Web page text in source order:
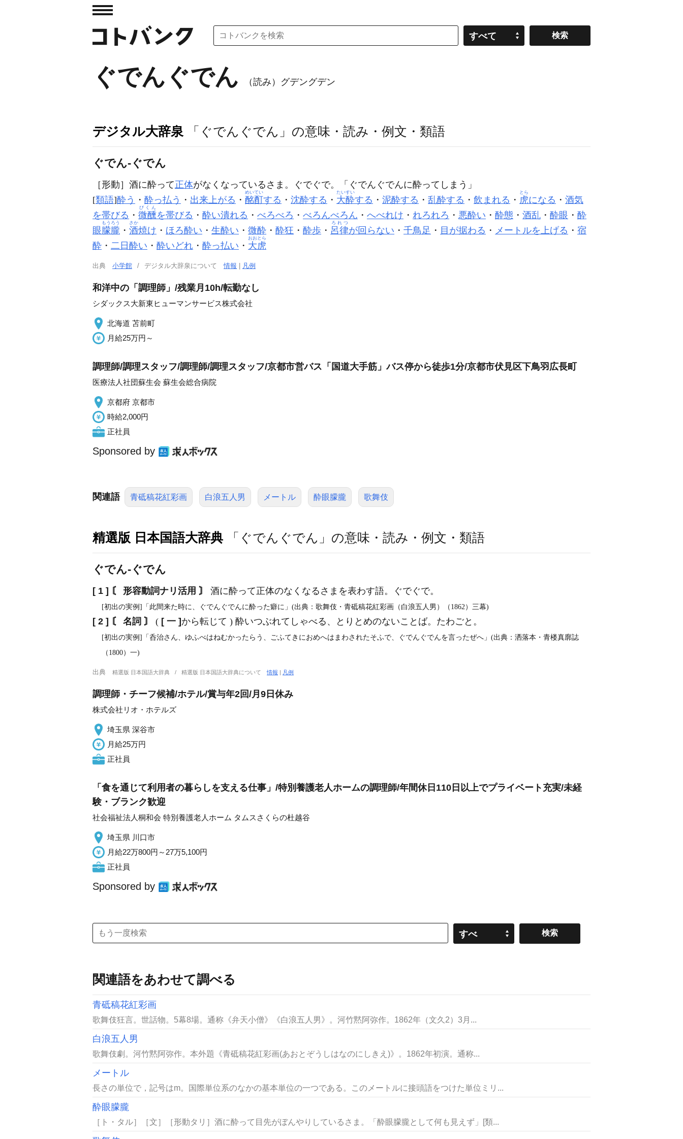
すべて
ぐでんぐでん （読み）グデングデン
デジタル大辞泉 「ぐでんぐでん」の意味・読み・例文・類語
ぐでん‐ぐでん
［形動］ 酒に酔って正体がなくなっているさま。ぐでぐで。「 ぐでんぐでんに酔ってしまう」
[類語]酔う ・ 酔っ払う ・ 出来上がる ・ 酩酊
めいてい
する ・ 沈酔する ・ 大酔
たいすい
する ・ 泥酔する ・ 乱酔する ・ 飲まれる ・ 虎
とら
になる ・ 酒気
を帯びる ・ 微醺
びくん
を帯びる ・ 酔い潰れる ・ べろべろ ・ べろんべろん ・ へべれけ ・ れろれろ ・ 悪酔い ・ 酔態 ・ 酒乱 ・ 酔眼 ・ 酔
眼朦朧
もうろう
・ 酒
さか
焼け ・ ほろ酔い ・ 生酔い ・ 微酔 ・ 酔狂 ・ 酔歩 ・ 呂律
ろれつ
が回らない ・ 千鳥足 ・ 目が据わる ・ メートルを上げる ・ 宿
酔 ・ 二日酔い ・ 酔いどれ ・ 酔っ払い ・ 大虎
おおとら
出典 小学館 デジタル大辞泉について情報 凡例
和洋中の「調理師」/残業月10h/転勤なし
シダックス大新東ヒューマンサービス株式会社
北海道 苫前町
月給25万円～
調理師/調理スタッフ/調理師/調理スタッフ/京都市営バス「国道大手筋」バス停から徒歩1分/京都市伏見区下鳥羽広長町
医療法人社団蘇生会 蘇生会総合病院
京都府 京都市
時給2,000円
正社員
Sponsored by
関連語 青砥稿花紅彩画 白浪五人男 メートル 酔眼朦朧 歌舞伎
精選版 日本国語大辞典 「ぐでんぐでん」の意味・読み・例文・類語
ぐでん‐ぐでん
[ 1 ] 〘 形容動詞ナリ活用 〙 酒に酔って正体のなくなるさまを表わす語。ぐでぐで。
[初出の実例]「此間来た時に、ぐでんぐでんに酔った癖に」(出典：歌舞伎・青砥稿花紅彩画（白浪五人男）（1862）三幕)
[ 2 ] 〘 名詞 〙 ( [ 一 ]から転じて ) 酔いつぶれてしゃべる、とりとめのないことば。たわごと。
[初出の実例]「呑治さん、ゆふべはねむかったらう、ごふてきにおめへはまわされたそふで、ぐでんぐでんを言ったぜへ」(出典：洒落本・青楼真廓誌
（1800）一)
出典 精選版 日本国語大辞典 精選版 日本国語大辞典について情報 | 凡例
調理師・チーフ候補/ホテル/賞与年2回/月9日休み
株式会社リオ・ホテルズ
埼玉県 深谷市
月給25万円
正社員
「食を通じて利用者の暮らしを支える仕事」/特別養護老人ホームの調理師/年間休日110日以上でプライベート充実/未経
験・ブランク歓迎
社会福祉法人桐和会 特別養護老人ホーム タムスさくらの杜越谷
埼玉県 川口市
月給22万800円～27万5,100円
正社員
Sponsored by
すべ
関連語をあわせて調べる
青砥稿花紅彩画
歌舞伎狂言。世話物。5幕8場。通称《弁天小僧》《白浪五人男》。河竹黙阿弥作。1862年（文久2）3月...
白浪五人男
歌舞伎劇。河竹黙阿弥作。本外題《青砥稿花紅彩画(あおとぞうしはなのにしきえ)》。1862年初演。通称...
メートル
長さの単位で，記号はm。国際単位系のなかの基本単位の一つである。このメートルに接頭語をつけた単位ミリ...
酔眼朦朧
［ト・タル］［文］［形動タリ］酒に酔って目先がぼんやりしているさま。「酔眼朦朧として何も見えず」[類...